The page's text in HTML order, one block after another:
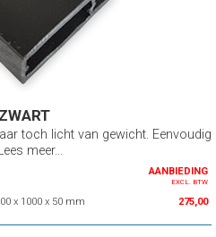
toch licht van gewicht. Eenvoudig
meer...
AANBIEDING
EXCL. BTW
x 1000 x 50 mm 275,00